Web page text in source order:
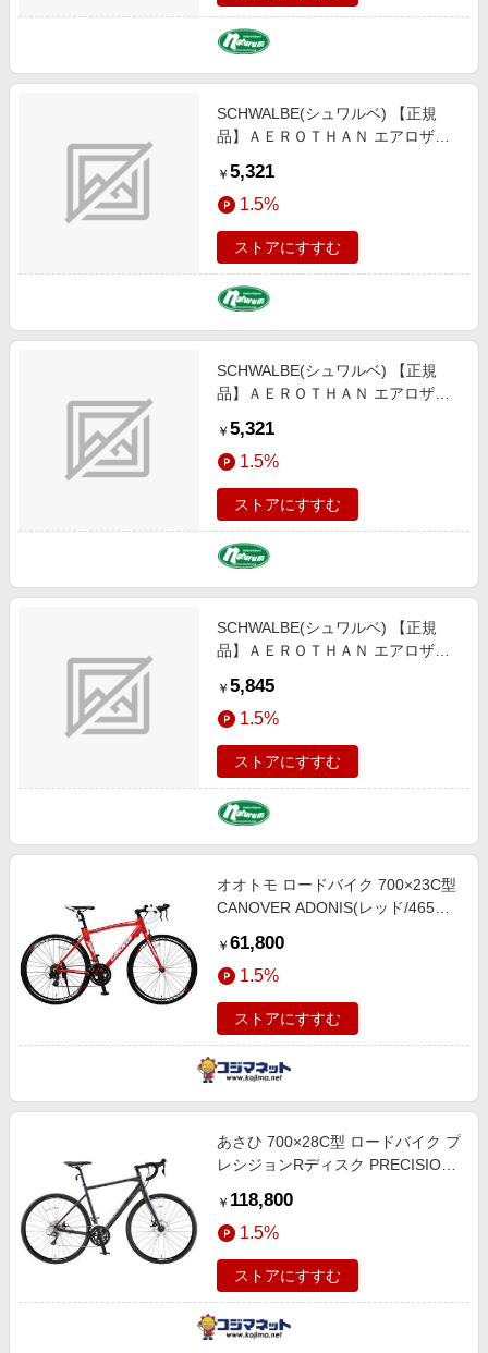
SCHWALBE(シュワルベ) 【正規
品】ＡＥＲＯＴＨＡＮ エアロザン
２９＋インチ ６２／７５-６２２
SW-10461173
￥ 5,321
1.5%
ストアにすすむ
SCHWALBE(シュワルベ) 【正規
品】ＡＥＲＯＴＨＡＮ エアロザン
７００Ｃ ３７／５０-６２２ SW-
10461373
￥ 5,321
1.5%
ストアにすすむ
SCHWALBE(シュワルベ) 【正規
品】ＡＥＲＯＴＨＡＮ エアロザン
２７．５＋インチ ６２／７５-５８
４ SW-10400383
￥ 5,845
1.5%
ストアにすすむ
オオトモ ロードバイク 700×23C型
CANOVER ADONIS(レッド/465サ
CAR-012【組立商品につき返品不
可】 CAR-012 ADONIS
￥ 61,800
1.5%
ストアにすすむ
あさひ 700×28C型 ロードバイク プ
レシジョンRディスク PRECISION
レー 【組立商品につき返品不可】
161960002
￥ 118,800
1.5%
ストアにすすむ